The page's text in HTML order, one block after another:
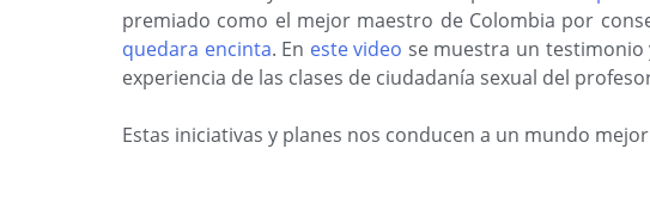
premiado como el mejor maestro de Colombia por
quedara encinta. En este video se muestra un testimonio
experiencia de las clases de ciudadanía sexual del
Estas iniciativas y planes nos conducen a un mundo